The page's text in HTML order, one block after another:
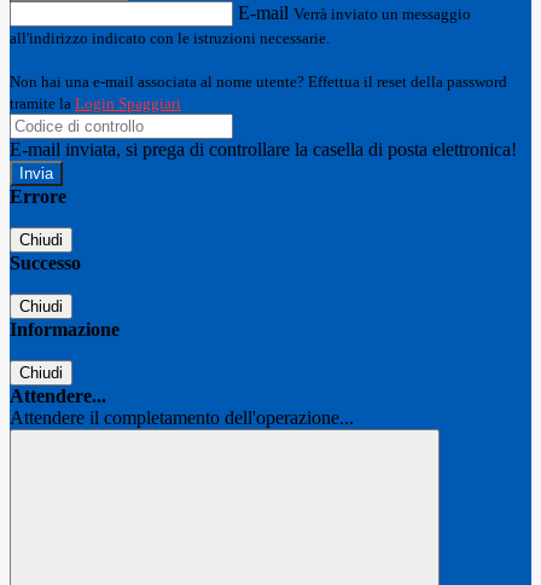
E-mail Verrà inviato un messaggio
all'indirizzo indicato con le istruzioni necessarie.
Non hai una e-mail associata al nome utente? Effettua il reset della password
tramite la Login Spaggiari
E-mail inviata, si prega di controllare la casella di posta elettronica!
Errore
Chiudi
Successo
Chiudi
Informazione
Chiudi
Attendere...
Attendere il completamento dell'operazione...